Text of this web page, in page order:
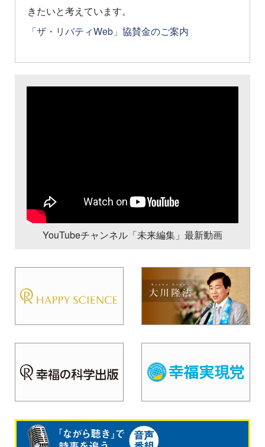
きたいと考えています。
「ザ・リバティWeb」協賛金のご案内
YouTubeチャンネル「未来編集」最新動画